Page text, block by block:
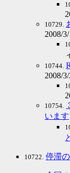
10729.
2008/
10744.
2008/
10754.
います
10722. 停滞